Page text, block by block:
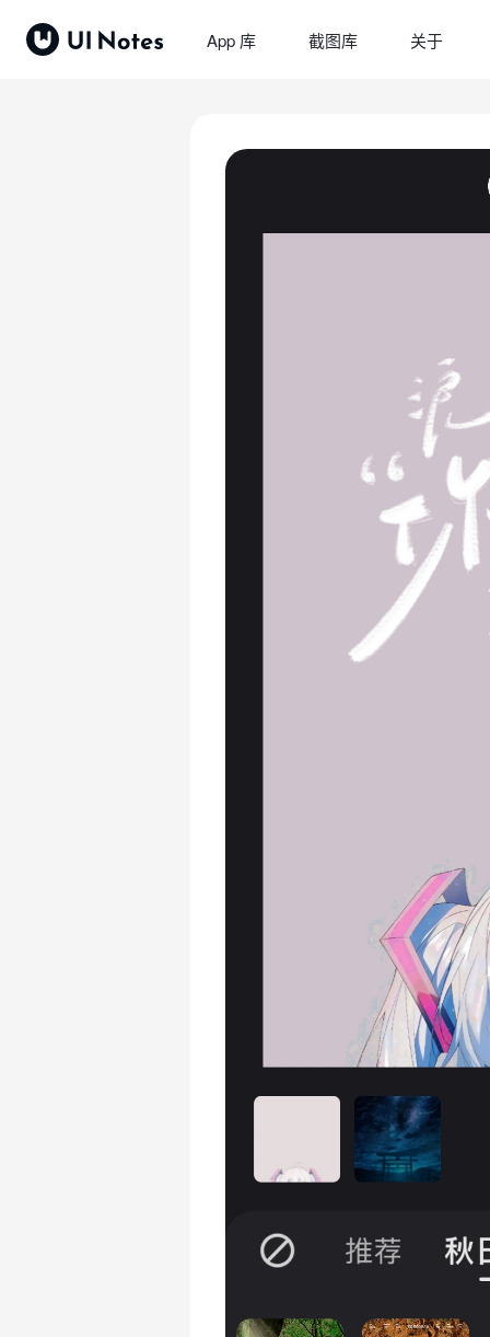
App 库 截图库 关于